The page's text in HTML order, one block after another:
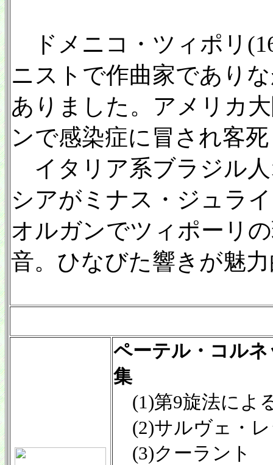
ドメニコ・ツィポリ
ニストで作曲家であり
ありました。アメリカ
ンで感染症に冒され客
イタリア系ブラジル
シアがミナス・ジュラ
オルガンでツィポーリ
音。ひなびた響きが魅
ペーテル・コル
集
(1)第9旋法によ
(2)サルヴェ・レ
(3)クーラント